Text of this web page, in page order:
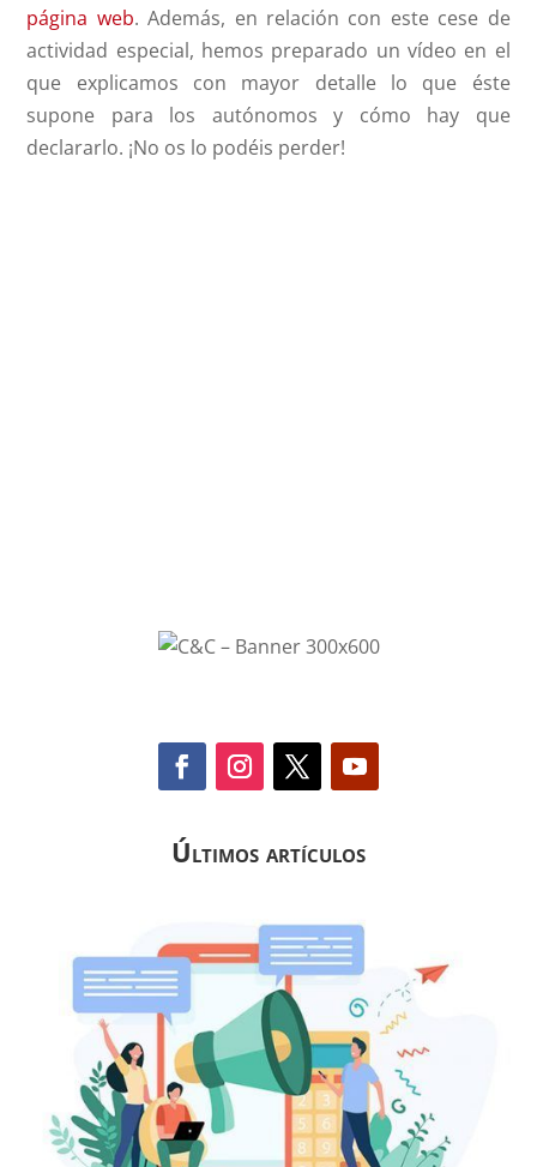
página web. Además, en relación con este cese de
actividad especial, hemos preparado un vídeo en el
que explicamos con mayor detalle lo que éste
supone para los autónomos y cómo hay que
declararlo. ¡No os lo podéis perder!
Últimos artículos